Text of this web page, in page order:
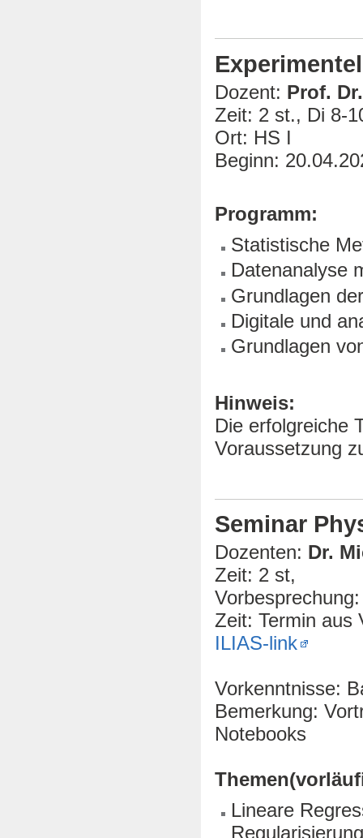
Dozent: Prof.
Zeit: 2 st., Di 8-
Ort: HS I
Beginn:
Programm:
Statistische
Datenanalyse
Grundlagen
Digitale und
Grundlagen
Hinweis:
Die erfolgreiche
Voraussetzung
Seminar
Dozenten: Dr.
Zeit: 2 st,
Zeit: Termin aus
ILIAS-link
Vorkenntnisse:
Bemerkung:
Notebooks
Lineare